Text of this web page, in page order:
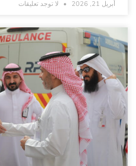
أبريل 21, 2026 لا توجد تعليقات